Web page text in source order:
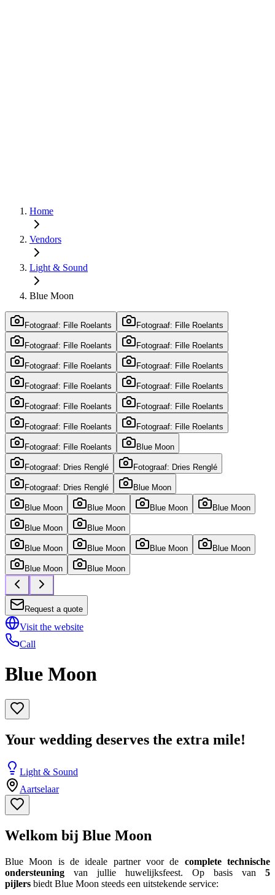
Home
Vendors
Light & Sound
Blue Moon
Fotograaf: Fille Roelants Fotograaf: Fille Roelants
Fotograaf: Fille Roelants Fotograaf: Fille Roelants
Fotograaf: Fille Roelants Fotograaf: Fille Roelants
Fotograaf: Fille Roelants Fotograaf: Fille Roelants
Fotograaf: Fille Roelants Fotograaf: Fille Roelants
Fotograaf: Fille Roelants Fotograaf: Fille Roelants
Fotograaf: Fille Roelants Blue Moon
Fotograaf: Dries Renglé Fotograaf: Dries Renglé
Fotograaf: Dries Renglé Blue Moon
Blue Moon Blue Moon Blue Moon Blue Moon
Blue Moon Blue Moon
Blue Moon Blue Moon Blue Moon Blue Moon
Blue Moon Blue Moon
Request a quote
Visit the website
Call
Blue Moon
Your wedding deserves the extra mile!
Light & Sound
Aartselaar
Welkom bij Blue Moon
Blue Moon is de ideale partner voor de complete technische
ondersteuning van jullie huwelijksfeest. Op basis van 5
pijlers biedt Blue Moon steeds een uitstekende service: